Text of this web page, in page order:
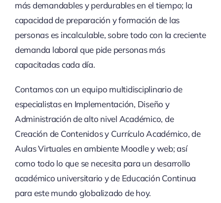
más demandables y perdurables en el tiempo; la
capacidad de preparación y formación de las
personas es incalculable, sobre todo con la creciente
demanda laboral que pide personas más
capacitadas cada día.
Contamos con un equipo multidisciplinario de
especialistas en Implementación, Diseño y
Administración de alto nivel Académico, de
Creación de Contenidos y Currículo Académico, de
Aulas Virtuales en ambiente Moodle y web; así
como todo lo que se necesita para un desarrollo
académico universitario y de Educación Continua
para este mundo globalizado de hoy.